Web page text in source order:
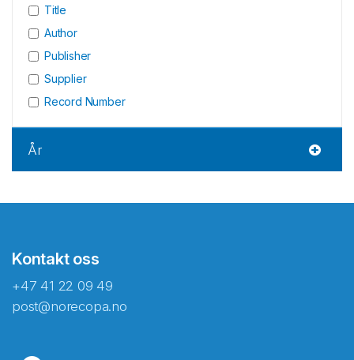
Title
Author
Publisher
Supplier
Record Number
År
Kontakt oss
+47 41 22 09 49
post@norecopa.no